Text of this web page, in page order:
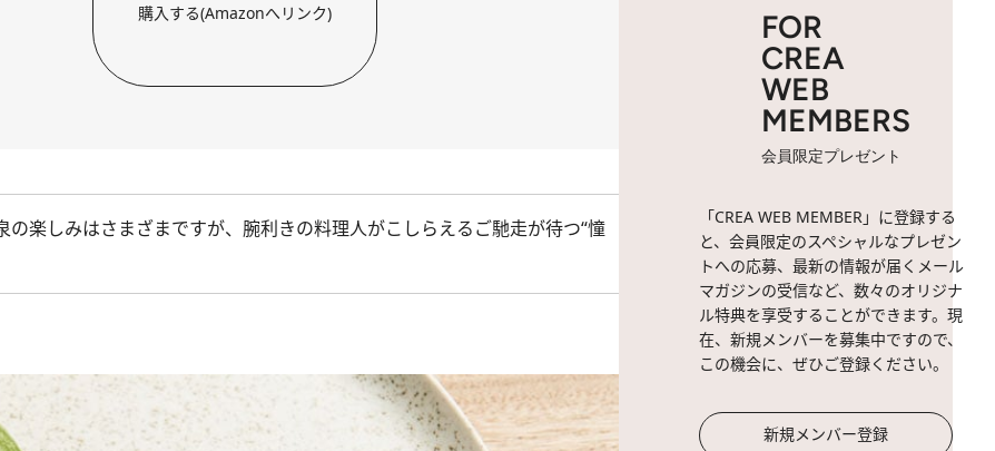
購入する(Amazonへリンク)
楽しみはさまざまですが、腕利きの料理人がこしらえるご馳走が待つ“憧
FOR
CREA
WEB
MEMBERS
会員限定プレゼント
「CREA WEB MEMBER」に登録する
と、会員限定のスペシャルなプレゼン
トへの応募、最新の情報が届くメール
マガジンの受信など、数々のオリジナ
ル特典を享受することができます。現
在、新規メンバーを募集中ですので、
この機会に、ぜひご登録ください。
新規メンバー登録